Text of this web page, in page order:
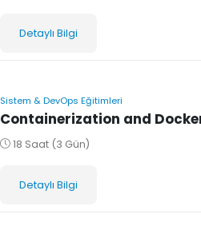
Detaylı Bilgi
Sistem & DevOps Eğitimleri
Containerization and
18 Saat (3 Gün)
Detaylı Bilgi